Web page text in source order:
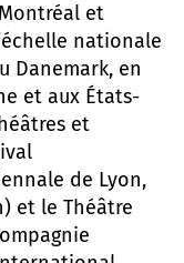
et
nationale
Danemark, en
et aux États-
et
de Lyon,
et le Théâtre